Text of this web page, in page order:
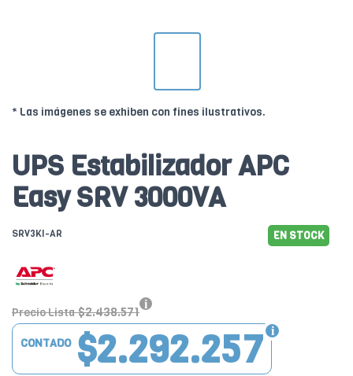
* Las imágenes se exhiben con fines ilustrativos.
UPS Estabilizador APC
Easy SRV 3000VA
SRV3KI-AR EN STOCK
Precio Lista $2.438.571
$2.292.257
CONTADO